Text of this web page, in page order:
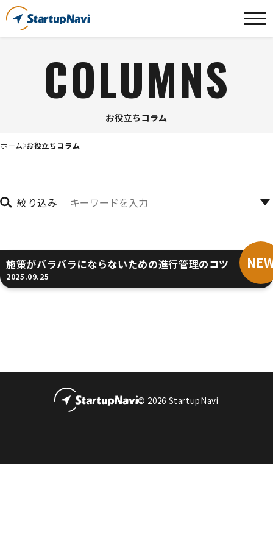
COLUMNS
お役立ちコラム
ホーム お役立ちコラム
絞り込み
施策がバラバラにならないための進行管理のコツ
2025.09.25
© 2026 StartupNavi